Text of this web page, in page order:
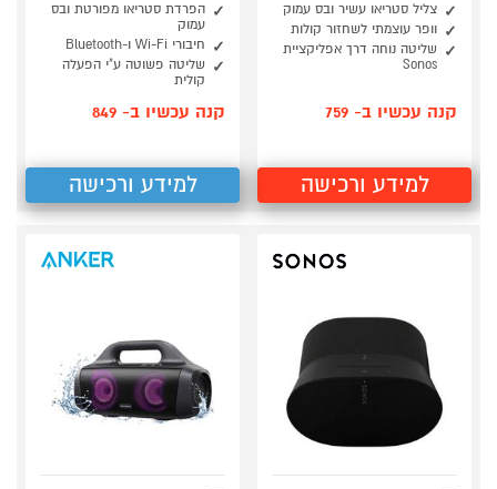
צליל סטריאו עשיר ובס עמוק
וופר עוצמתי לשחזור קולות
שליטה נוחה דרך אפליקציית
Sonos
קנה עכשיו ב- 759
למידע ורכישה
הפרדת סטריאו מפורטת ובס
עמוק
חיבורי Wi-Fi ו-Bluetooth
שליטה פשוטה ע"י הפעלה
קולית
קנה עכשיו ב- 849
למידע ורכישה